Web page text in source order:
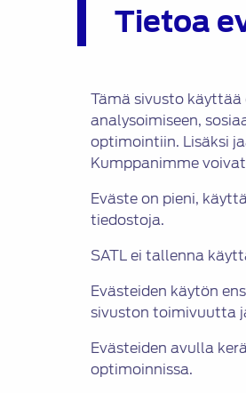
Tietoa
Tämä sivusto
analysoimiseen,
optimointiin. Lisäksi
Kumppanimme
Eväste on pieni,
tiedostoja.
SATL ei tallenna
Evästeiden käytön
sivuston toimivuutta
Evästeiden avulla
optimoinnissa.